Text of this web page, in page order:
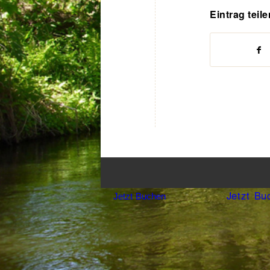
Eintrag
Jetzt Buchen Jetzt